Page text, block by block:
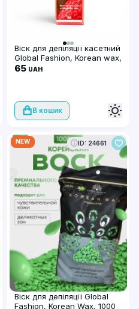
Віск для депіляції касетний
Global Fashion, Korean wax,
100мл, Strawberry
65 UAH
В кошик
NEW ID: 24661
Віск для депіляції Global
Fashion, Korean Wax, 1000